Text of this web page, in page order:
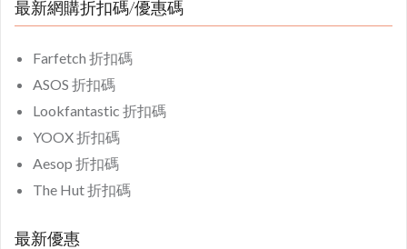
最新網購折扣碼/優惠碼
Farfetch 折扣碼
ASOS 折扣碼
Lookfantastic 折扣碼
YOOX 折扣碼
Aesop 折扣碼
The Hut 折扣碼
最新優惠